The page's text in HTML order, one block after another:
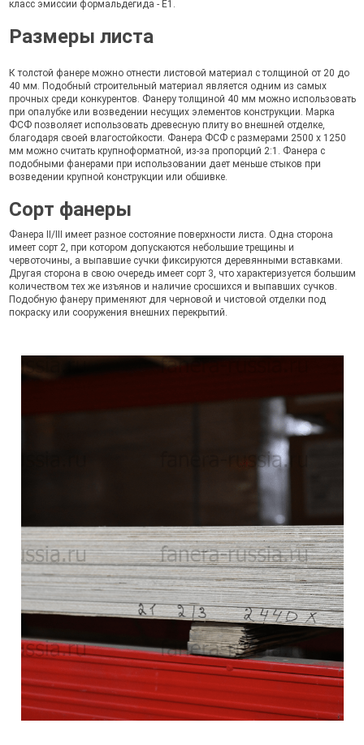
класс эмиссии формальдегида - Е1.
Размеры листа
К толстой фанере можно отнести листовой материал с толщиной от 20 до
40 мм. Подобный строительный материал является одним из самых
прочных среди конкурентов. Фанеру толщиной 40 мм можно использовать
при опалубке или возведении несущих элементов конструкции. Марка
ФСФ позволяет использовать древесную плиту во внешней отделке,
благодаря своей влагостойкости. Фанера ФСФ с размерами 2500 x 1250
мм можно считать крупноформатной, из-за пропорций 2:1. Фанера с
подобными фанерами при использовании дает меньше стыков при
возведении крупной конструкции или обшивке.
Сорт фанеры
Фанера II/III имеет разное состояние поверхности листа. Одна сторона
имеет сорт 2, при котором допускаются небольшие трещины и
червоточины, а выпавшие сучки фиксируются деревянными вставками.
Другая сторона в свою очередь имеет сорт 3, что характеризуется большим
количеством тех же изъянов и наличие сросшихся и выпавших сучков.
Подобную фанеру применяют для черновой и чистовой отделки под
покраску или сооружения внешних перекрытий.